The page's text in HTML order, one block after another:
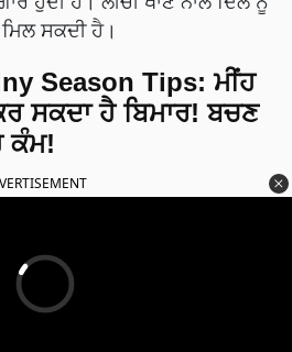
ਸਕਦੀ ਹੈ।
Season Tips: ਮੀਂਹ
ਸਕਦਾ ਹੈ ਬਿਮਾਰ! ਬਚਣ
ਕੰਮ!